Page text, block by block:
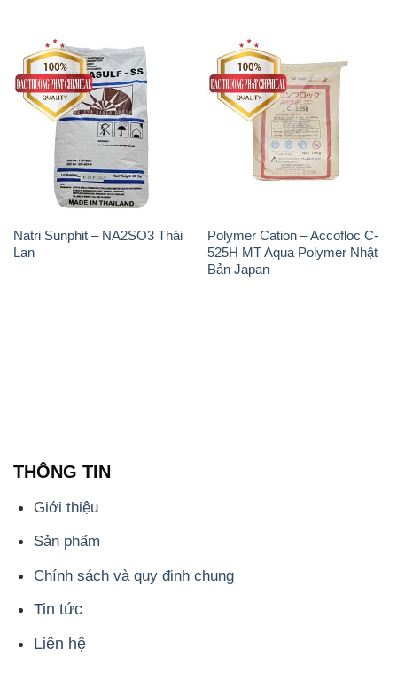
Natri Sunphit – NA2SO3 Thái
Lan
Polymer Cation – Accofloc C-
525H MT Aqua Polymer Nhật
Bản Japan
THÔNG TIN
Giới thiệu
Sản phẩm
Chính sách và quy định chung
Tin tức
Liên hệ